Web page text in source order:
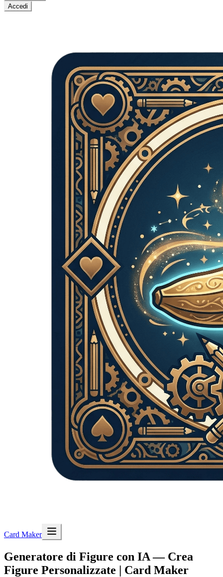
Accedi
Card Maker
Generatore di Figure con IA — Crea
Figure Personalizzate | Card Maker